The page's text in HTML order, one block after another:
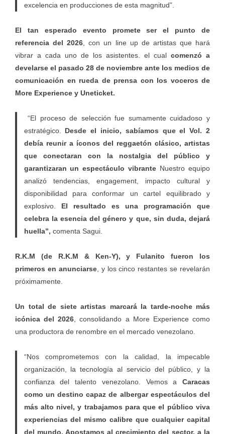
excelencia en producciones de esta magnitud”.
El tan esperado evento promete ser el punto de
referencia del 2026 , con un line up de artistas que hará
vibrar a cada uno de los asistentes. el cual comenzó a
develarse el pasado 28 de noviembre ante los medios de
comunicación en rueda de prensa con los voceros de
More Experience y Uneticket.
“El proceso de selección fue sumamente cuidadoso y
estratégico. Desde el inicio, sabíamos que el Vol. 2
debía reunir a íconos del reggaetón clásico, artistas
que conectaran con la nostalgia del público y
garantizaran un espectáculo vibrante Nuestro equipo
analizó tendencias, engagement, impacto cultural y
disponibilidad para conformar un cartel equilibrado y
explosivo. El resultado es una programación que
celebra la esencia del género y que, sin duda, dejará
huella”, comenta Sagui.
R.K.M (de R.K.M & Ken-Y), y Fulanito fueron los
primeros en anunciarse, y los cinco restantes se revelarán
próximamente.
Un total de siete artistas marcará la tarde-noche más
icónica del 2026 , consolidando a More Experience como
una productora de renombre en el mercado venezolano.
“Nos comprometemos con la calidad, la impecable
organización, la tecnología al servicio del público, y la
confianza del talento venezolano. Vemos a Caracas
como un destino capaz de albergar espectáculos del
más alto nivel, y trabajamos para que el público viva
experiencias del mismo calibre que cualquier capital
del mundo. Apostamos al crecimiento del sector, a la